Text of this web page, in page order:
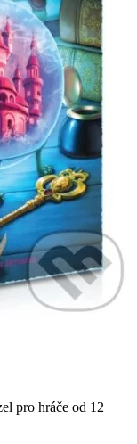
pro hráče od 12